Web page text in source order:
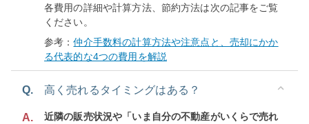
各費用の詳細や計算方法、節約方法は次の記事をご覧
ください。
参考：仲介手数料の計算方法や注意点と、売却にかか
る代表的な4つの費用を解説
Q. 高く売れるタイミングはある？
A.
近隣の販売状況や「いま自分の不動産がいくらで売れ